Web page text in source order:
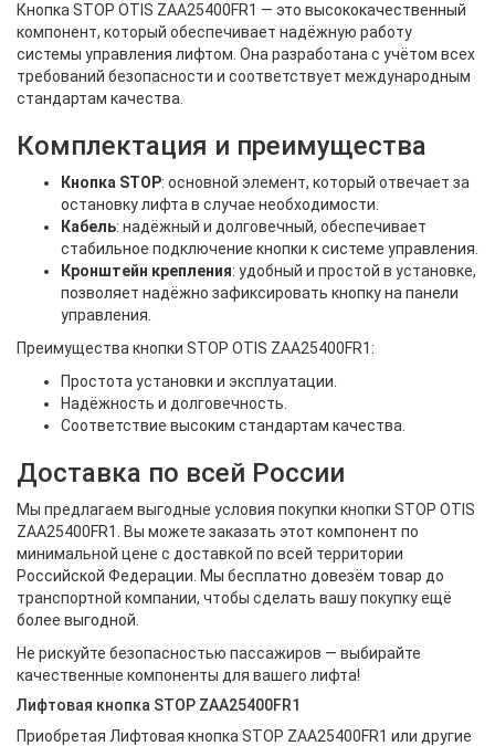
Кнопка STOP OTIS ZAA25400FR1 — это высококачественный
компонент, который обеспечивает надёжную работу
системы управления лифтом. Она разработана с учётом всех
требований безопасности и соответствует международным
стандартам качества.
Комплектация и преимущества
Кнопка STOP: основной элемент, который отвечает за
остановку лифта в случае необходимости.
Кабель: надёжный и долговечный, обеспечивает
стабильное подключение кнопки к системе управления.
Кронштейн крепления: удобный и простой в установке,
позволяет надёжно зафиксировать кнопку на панели
управления.
Преимущества кнопки STOP OTIS ZAA25400FR1:
Простота установки и эксплуатации.
Надёжность и долговечность.
Соответствие высоким стандартам качества.
Доставка по всей России
Мы предлагаем выгодные условия покупки кнопки STOP OTIS
ZAA25400FR1. Вы можете заказать этот компонент по
минимальной цене с доставкой по всей территории
Российской Федерации. Мы бесплатно довезём товар до
транспортной компании, чтобы сделать вашу покупку ещё
более выгодной.
Не рискуйте безопасностью пассажиров — выбирайте
качественные компоненты для вашего лифта!
Лифтовая кнопка STOP ZAA25400FR1
Приобретая Лифтовая кнопка STOP ZAA25400FR1 или другие